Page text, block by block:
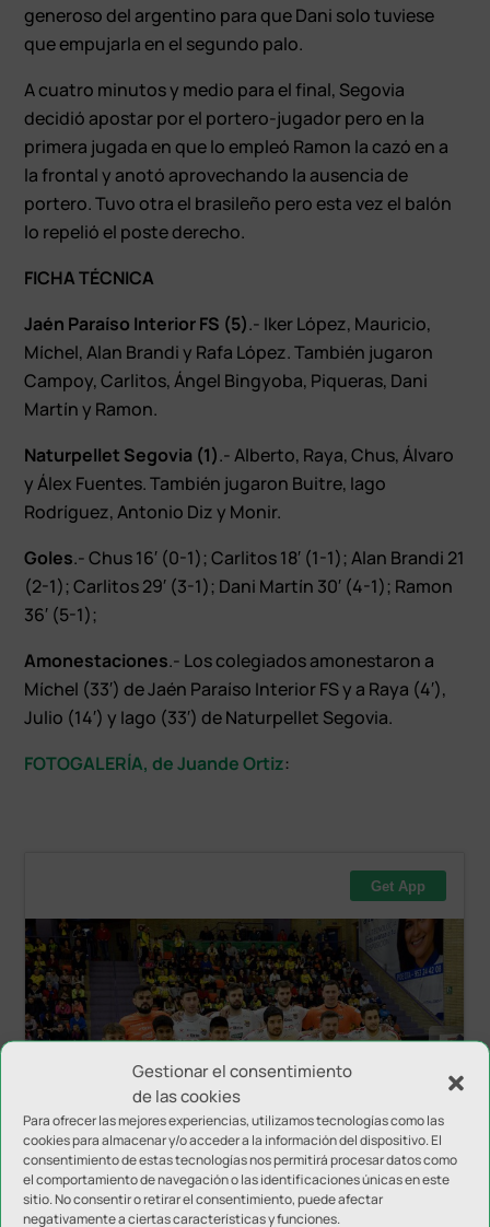
Gestionar el consentimiento
de las cookies
Para ofrecer las mejores experiencias, utilizamos tecnologías como las
cookies para almacenar y/o acceder a la información del dispositivo. El
consentimiento de estas tecnologías nos permitirá procesar datos como
el comportamiento de navegación o las identificaciones únicas en este
sitio. No consentir o retirar el consentimiento, puede afectar
negativamente a ciertas características y funciones.
generoso del argentino para que Dani solo tuviese
que empujarla en el segundo palo.
A cuatro minutos y medio para el final, Segovia
decidió apostar por el portero-jugador pero en la
primera jugada en que lo empleó Ramon la cazó en a
la frontal y anotó aprovechando la ausencia de
portero. Tuvo otra el brasileño pero esta vez el balón
lo repelió el poste derecho.
FICHA TÉCNICA
Jaén Paraíso Interior FS (5).- Iker López, Mauricio,
Míchel, Alan Brandi y Rafa López. También jugaron
Campoy, Carlitos, Ángel Bingyoba, Piqueras, Dani
Martín y Ramon.
Naturpellet Segovia (1).- Alberto, Raya, Chus, Álvaro
y Álex Fuentes. También jugaron Buitre, Iago
Rodríguez, Antonio Diz y Monir.
Goles.- Chus 16′ (0-1); Carlitos 18′ (1-1); Alan Brandi 21
(2-1); Carlitos 29′ (3-1); Dani Martín 30′ (4-1); Ramon
36′ (5-1);
Amonestaciones.- Los colegiados amonestaron a
Míchel (33′) de Jaén Paraíso Interior FS y a Raya (4′),
Julio (14′) y Iago (33′) de Naturpellet Segovia.
FOTOGALERÍA, de Juande Ortiz: